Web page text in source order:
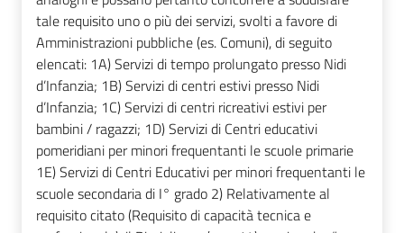
tale requisito uno o più dei servizi, svolti a favore di
Amministrazioni pubbliche (es. Comuni), di seguito
elencati: 1A) Servizi di tempo prolungato presso Nidi
d’Infanzia; 1B) Servizi di centri estivi presso Nidi
d’Infanzia; 1C) Servizi di centri ricreativi estivi per
bambini / ragazzi; 1D) Servizi di Centri educativi
pomeridiani per minori frequentanti le scuole primarie
1E) Servizi di Centri Educativi per minori frequentanti le
scuole secondaria di I° grado 2) Relativamente al
requisito citato (Requisito di capacità tecnica e